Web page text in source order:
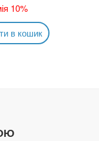
10%
в кошик